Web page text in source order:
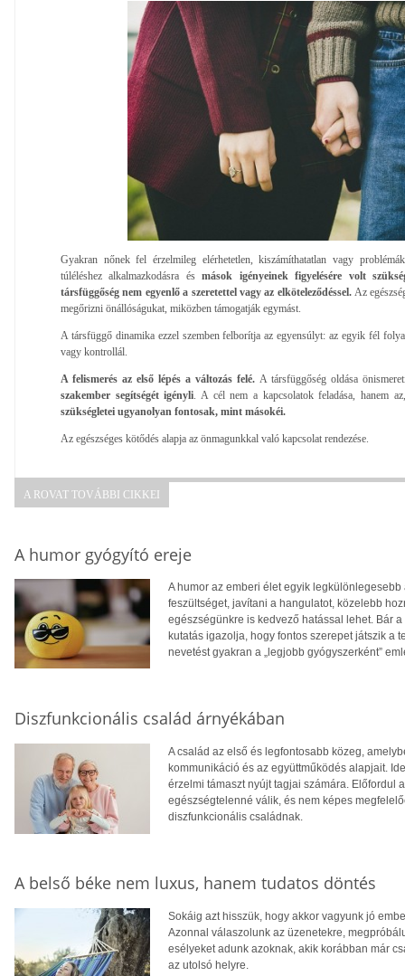
Gyakran nőnek fel érzelmileg elérhetetlen, kiszámíthatatlan vagy
túléléshez alkalmazkodásra ésmások igényeinek figyelésére volt
társfüggőség nem egyenlő a szeretettel vagy az elköteleződéssel. Az
megőrizni önállóságukat, miközben támogatják egymást.
A társfüggő dinamika ezzel szemben felborítja az egyensúlyt: az egyik fél
vagy kontrollál.
A felismerés az első lépés a változás felé. A társfüggőség oldása
szakember segítségét igényli . A cél nem a kapcsolatok feladása, hanem
szükségletei ugyanolyan fontosak, mint másokéi.
Az egészséges kötődés alapja az önmagunkkal való kapcsolat rendezése.
A ROVAT TOVÁBBI CIKKEI
A humor gyógyító ereje
A humor az emberi élet egyik
feszültséget, javítani a hangulatot, közelebb
egészségünkre is kedvező hatással lehet. Bár
kutatás igazolja, hogy fontos szerepet játszik a
nevetést gyakran a „legjobb gyógyszerként”
Diszfunkcionális család árnyékában
A család az első és legfontosabb közeg,
kommunikáció és az együttműködés alapjait.
érzelmi támaszt nyújt tagjai számára. Előfordul
egészségtelenné válik, és nem képes
diszfunkcionális családnak.
A belső béke nem luxus, hanem tudatos döntés
Sokáig azt hisszük, hogy akkor vagyunk jó
Azonnal válaszolunk az üzenetekre,
esélyeket adunk azoknak, akik korábban már
az utolsó helyre.